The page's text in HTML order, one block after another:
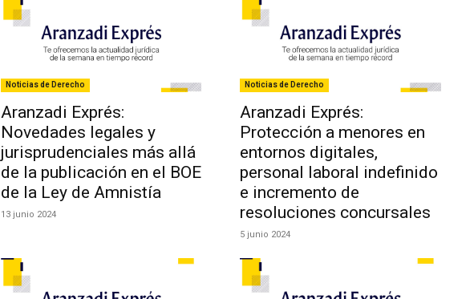
Noticias de Derecho
Aranzadi Exprés:
Novedades legales y
jurisprudenciales más allá
de la publicación en el BOE
de la Ley de Amnistía
13 junio 2024
Noticias de Derecho
Aranzadi Exprés:
Protección a menores en
entornos digitales,
personal laboral indefinido
e incremento de
resoluciones concursales
5 junio 2024